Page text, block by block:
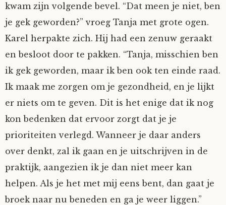
kwam zijn volgende bevel. “Dat meen je niet, ben
je gek geworden?” vroeg Tanja met grote ogen.
Karel herpakte zich. Hij had een zenuw geraakt
en besloot door te pakken. “Tanja, misschien ben
ik gek geworden, maar ik ben ook ten einde raad.
Ik maak me zorgen om je gezondheid, en je lijkt
er niets om te geven. Dit is het enige dat ik nog
kon bedenken dat ervoor zorgt dat je je
prioriteiten verlegd. Wanneer je daar anders
over denkt, zal ik gaan en je uitschrijven in de
praktijk, aangezien ik je dan niet meer kan
helpen. Als je het met mij eens bent, dan gaat je
broek naar nu beneden en ga je weer liggen.”